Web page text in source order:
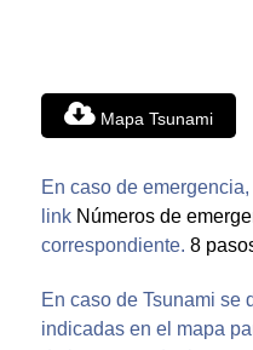
Mapa Tsunami
En caso de
link Números de
correspondiente. 8
En caso de Tsunami se
indicadas en el mapa